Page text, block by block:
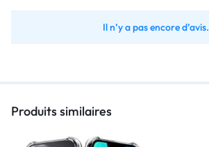
Il n’y a pas encore d’avis.
Produits similaires